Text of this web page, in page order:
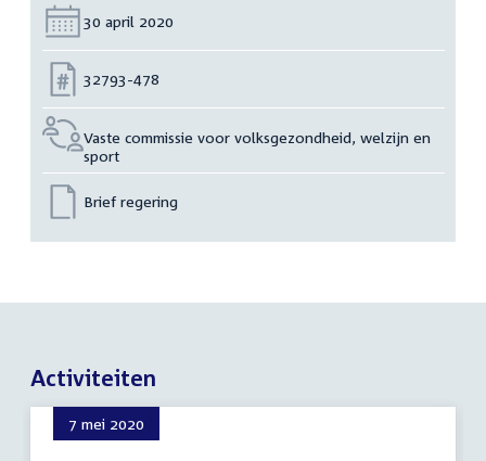
Datum:
30 april 2020
Nummer:
32793-478
Vaste commissie voor volksgezondheid, welzijn en
sport
Brief regering
Activiteiten
7 mei 2020